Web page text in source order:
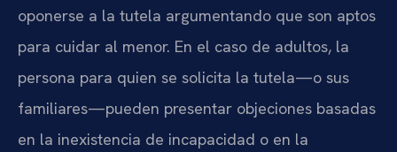
oponerse a la tutela argumentando que son aptos
para cuidar al menor. En el caso de adultos, la
persona para quien se solicita la tutela—o sus
familiares—pueden presentar objeciones basadas
en la inexistencia de incapacidad o en la